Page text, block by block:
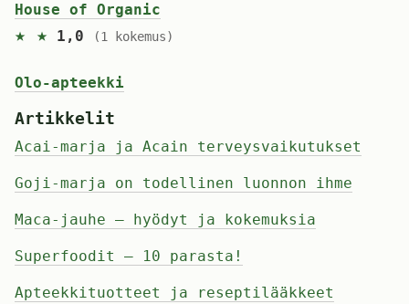
House of Organic
★ ★ 1,0 (1 kokemus)
Olo-apteekki
Artikkelit
Acai-marja ja Acain terveysvaikutukset
Goji-marja on todellinen luonnon ihme
Maca-jauhe – hyödyt ja kokemuksia
Superfoodit – 10 parasta!
Apteekkituotteet ja reseptilääkkeet